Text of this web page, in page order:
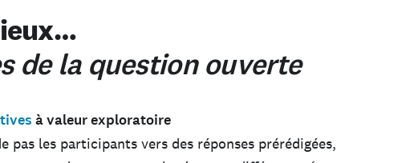
de la question ouverte
à valeur exploratoire
pas les participants vers des réponses prérédigées,